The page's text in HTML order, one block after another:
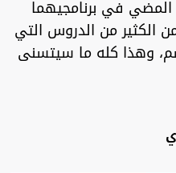
في برنامجيهما
الكثير من الدروس التي
وهذا كله ما سيتسنى